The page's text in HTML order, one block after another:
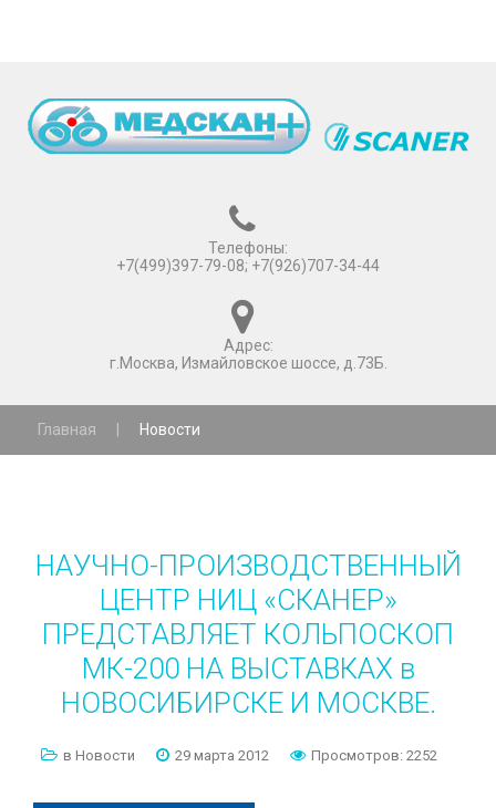
Телефоны:
+7(499)397-79-08; +7(926)707-34-44
Адрес:
г.Москва, Измайловское шоссе, д.73Б.
Главная Новости
НАУЧНО-ПРОИЗВОДСТВЕННЫЙ
ЦЕНТР НИЦ «СКАНЕР»
ПРЕДСТАВЛЯЕТ КОЛЬПОСКОП
МК-200 НА ВЫСТАВКАХ в
НОВОСИБИРСКЕ И МОСКВЕ.
в Новости 29 марта 2012 Просмотров: 2252